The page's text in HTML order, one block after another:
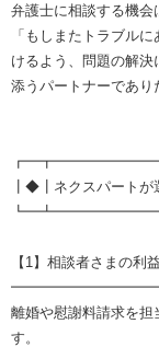
弁護士に相談する機会
「もしまたトラブル
けるよう、問題の解決
添うパートナーであり
┃◆┃ネクスパートが
【1】相談者さまの利
離婚や慰謝料請求を
す。